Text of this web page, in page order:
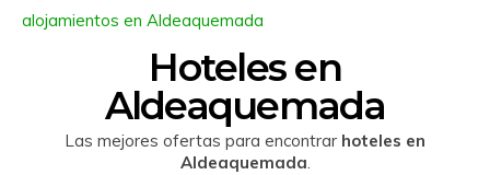
alojamientos en Aldeaquemada
Hoteles en
Aldeaquemada
Las mejores ofertas para encontrar hoteles en
Aldeaquemada.